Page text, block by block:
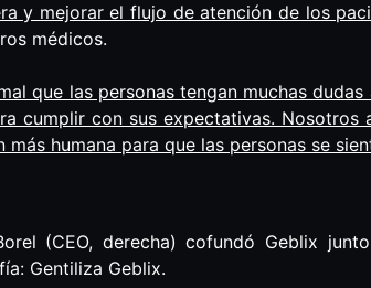
y mejorar el flujo de atención de los
médicos.
que las personas tengan muchas
cumplir con sus expectativas.
más humana para que las personas se
(CEO, derecha) cofundó Geblix
Gentiliza Geblix.